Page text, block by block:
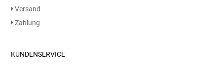
Versand
Zahlung
KUNDENSERVICE